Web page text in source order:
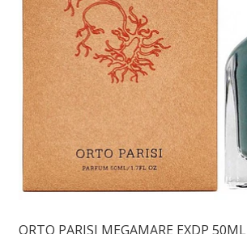
ORTO PARISI MEGAMARE EXDP 50ML